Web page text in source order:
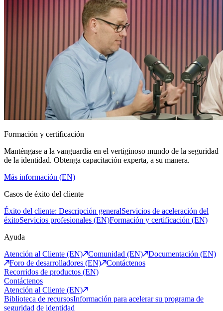
Formación y certificación
Manténgase a la vanguardia en el vertiginoso mundo de la seguridad
de la identidad. Obtenga capacitación experta, a su manera.
Más información (EN)
Casos de éxito del cliente
Éxito del cliente: Descripción generalServicios de aceleración del
éxitoServicios profesionales (EN)Formación y certificación (EN)
Ayuda
Atención al Cliente (EN)
Comunidad (EN)
Documentación (EN)
Foro de desarrolladores (EN)
Contáctenos
Recorridos de productos (EN)
Contáctenos
Atención al Cliente (EN)
Biblioteca de recursosInformación para acelerar su programa de
seguridad de identidad